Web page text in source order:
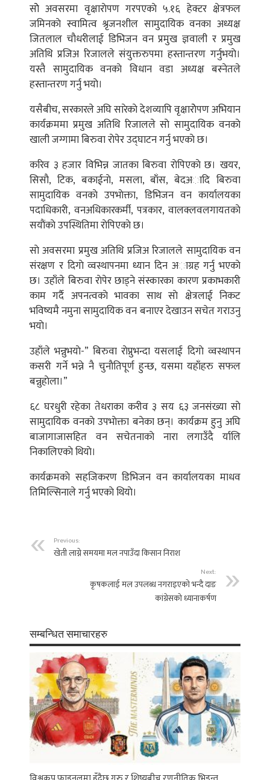
साेे अवसरमा वृक्षाराेपण गरपएकाे ५.१६ हेक्टर क्षेत्रफल
जमिनकाे स्वामित्व श्रृजनशील सामुदायिक वनका अध्यक्ष
जितलाल चाैधरीलाई डिभिजन वन प्रमुख ज्ञवाली र प्रमुख
अतिथि प्रजिअ रिजालले संयुक्तरुपमा हस्तान्तरण गर्नुभयाे।
यस्तै सामुदायिक वनकाे विधान वडा अध्यक्ष बस्नेतले
हस्तान्तरण गर्नु भयाे।
यसैबीच, सरकारले अघि सारेकाे देशव्यापि वृक्षाराेेपण अभियान
कार्यक्रममा प्रमुख अतिथि रिजालले साे सामुदायिक वनकाे
खाली जग्गामा बिरुवा राेपेर उद्घाटन गर्नु भएकाे छ।
करिव ३ हजार विभिन्न जातका बिरुवा राेपिएकाे छ। खयर,
सिसाै, टिक, बकाईनाे, मसला, बाँस, बेदअादि बिरुवा
सामुदायिक वनकाे उपभाेक्ता, डिभिजन वन कार्यालयका
पदाधिकारी, वनअधिकारकर्मी, पत्रकार, वालक्लवलगायतकाे
सयाैंकाे उपस्थितिमा राेपिएकाे छ।
साे अवसरमा प्रमुख अतिथि प्रजिअ रिजालले सामुदायिक वन
संरक्षण र दिगाे व्वस्थापनमा ध्यान दिन अाग्रह गर्नु भएकाे
छ। उहाँले बिरुवा राेपेर छाड्ने संस्कारका कारण प्रकाभकारी
काम गर्दै अपनत्वकाे भावका साथ साे क्षेत्रलाई निकट
भविष्यमै नमुना सामुदायिक वन बनाएर देखाउन सचेत गराउनु
भयाे।
उहाँले भन्नुभयाे-” बिरुवा राेप्नुभन्दा यसलाई दिगाे व्वस्थापन
कसरी गर्ने भन्ने नै चुनाैतिपूर्ण हुन्छ, यसमा यहाँहरु सफल
बन्नुहाेला।”
६८ घरधुरी रहेका तेधराका करीव ३ सय ६३ जनसंख्या साे
सामुदायिक वनकाे उपभाेक्ता बनेका छन्। कार्यक्रम हुनु अघि
बाजागाजासहित वन सचेतनाकाे नारा लगाउँदै र्यालि
निकालिएकाे थियाे।
कार्यक्रमकाे सहजिकरण डिभिजन वन कार्यालयका माधव
तिमिल्सिनाले गर्नु भएकाे थियाे।
Previous:
खेती लाग्ने समयमा मल नपाउँदा किसान निराश
Next:
कृषकलाई मल उपलब्ध नगराइएको भन्दै दाङ
कांग्रेसको ध्यानाकर्षण
सम्बन्धित समाचारहरु